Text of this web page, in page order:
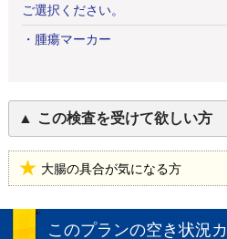
ご選択ください。
・ 腫瘍マーカー
この検査を受けて欲しい方
大腸の具合が気になる方
このプランの空き状況